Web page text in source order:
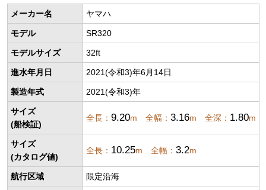
メーカー名 ヤマハ
モデル SR320
モデルサイズ 32ft
進水年月日 2021(令和3)年6月14日
製造年式 2021(令和3)年
サイズ
(船検証)
全長： 9.20m 全幅： 3.16m 全深： 1.80m
サイズ
(カタログ値)
全長： 10.25m 全幅： 3.2m
航行区域 限定沿海